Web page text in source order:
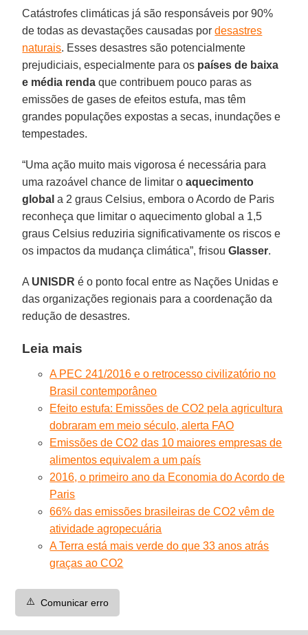
Catástrofes climáticas já são responsáveis por 90%
de todas as devastações causadas pordesastres
naturais. Esses desastres são potencialmente
prejudiciais, especialmente para os países de baixa
e média renda que contribuem pouco paras as
emissões de gases de efeitos estufa, mas têm
grandes populações expostas a secas, inundações e
tempestades.
“Uma ação muito mais vigorosa é necessária para
uma razoável chance de limitar oaquecimento
global a 2 graus Celsius, embora o Acordo de Paris
reconheça que limitar o aquecimento global a 1,5
graus Celsius reduziria significativamente os riscos e
os impactos da mudança climática”, frisouGlasser.
A UNISDR é o ponto focal entre as Nações Unidas e
das organizações regionais para a coordenação da
redução de desastres.
Leia mais
A PEC 241/2016 e o retrocesso civilizatório no
Brasil contemporâneo
Efeito estufa: Emissões de CO2 pela agricultura
dobraram em meio século, alerta FAO
Emissões de CO2 das 10 maiores empresas de
alimentos equivalem a um país
2016, o primeiro ano da Economia do Acordo de
Paris
66% das emissões brasileiras de CO2 vêm de
atividade agropecuária
A Terra está mais verde do que 33 anos atrás
graças ao CO2
⚠️ Comunicar erro